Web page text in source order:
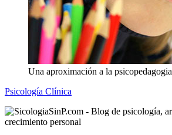
Una aproximación a la psicopedagogia
Psicología Clínica